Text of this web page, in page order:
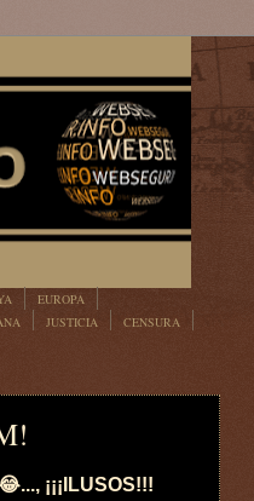
EUROPA
JUSTICIA
CENSURA
¡¡¡ILUSOS!!!